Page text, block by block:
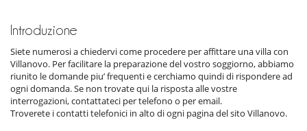
Introduzione
Siete numerosi a chiedervi come procedere per affittare una villa con
Villanovo. Per facilitare la preparazione del vostro soggiorno, abbiamo
riunito le domande piu’ frequenti e cerchiamo quindi di rispondere ad
ogni domanda. Se non trovate qui la risposta alle vostre
interrogazioni, contattateci per telefono o per email.
Troverete i contatti telefonici in alto di ogni pagina del sito Villanovo.